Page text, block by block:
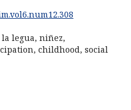
legua, niñez,
childhood, social